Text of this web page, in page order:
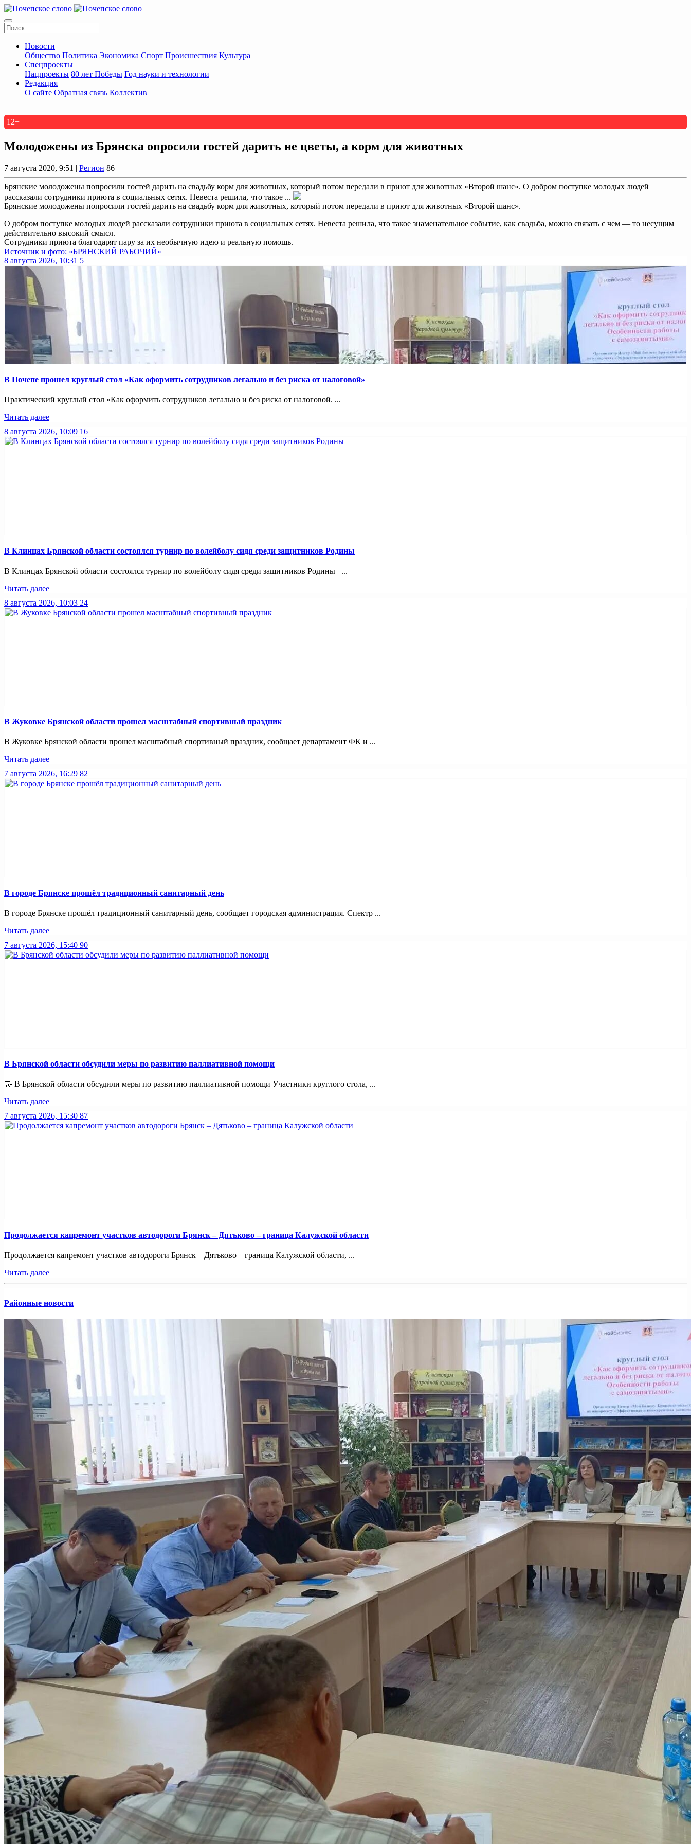
Новости
Общество Политика Экономика Спорт Происшествия Культура
Спецпроекты
Нацпроекты 80 лет Победы Год науки и технологии
Редакция
О сайте Обратная связь Коллектив
12+
Молодожены из Брянска опросили гостей дарить не цветы, а корм для животных
7 августа 2020, 9:51 | Регион 86
Брянские молодожены попросили гостей дарить на свадьбу корм для животных, который потом передали в приют для животных «Второй шанс». О добром поступке молодых людей
рассказали сотрудники приюта в социальных сетях. Невеста решила, что такое ...
Брянские молодожены попросили гостей дарить на свадьбу корм для животных, который потом передали в приют для животных «Второй шанс».
О добром поступке молодых людей рассказали сотрудники приюта в социальных сетях. Невеста решила, что такое знаменательное событие, как свадьба, можно связать с чем — то несущим
действительно высокий смысл.
Сотрудники приюта благодарят пару за их необычную идею и реальную помощь.
Источник и фото: «БРЯНСКИЙ РАБОЧИЙ»
8 августа 2026, 10:31 5
В Почепе прошел круглый стол «Как оформить сотрудников легально и без риска от налоговой»
Практический круглый стол «Как оформить сотрудников легально и без риска от налоговой. ...
Читать далее
8 августа 2026, 10:09 16
В Клинцах Брянской области состоялся турнир по волейболу сидя среди защитников Родины
В Клинцах Брянской области состоялся турнир по волейболу сидя среди защитников Родины ...
Читать далее
8 августа 2026, 10:03 24
В Жуковке Брянской области прошел масштабный спортивный праздник
В Жуковке Брянской области прошел масштабный спортивный праздник, сообщает департамент ФК и ...
Читать далее
7 августа 2026, 16:29 82
В городе Брянске прошёл традиционный санитарный день
В городе Брянске прошёл традиционный санитарный день, сообщает городская администрация. Спектр ...
Читать далее
7 августа 2026, 15:40 90
В Брянской области обсудили меры по развитию паллиативной помощи
🤝 В Брянской области обсудили меры по развитию паллиативной помощи Участники круглого стола, ...
Читать далее
7 августа 2026, 15:30 87
Продолжается капремонт участков автодороги Брянск – Дятьково – граница Калужской области
Продолжается капремонт участков автодороги Брянск – Дятьково – граница Калужской области, ...
Читать далее
Районные новости